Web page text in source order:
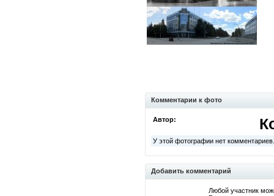
Комментарии к фото
Автор:
У этой фотографии нет комментариев.
Добавить комментарий
Любой участник